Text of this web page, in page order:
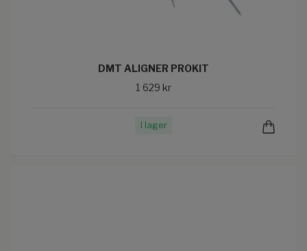
DMT ALIGNER PROKIT
1 629 kr
I lager